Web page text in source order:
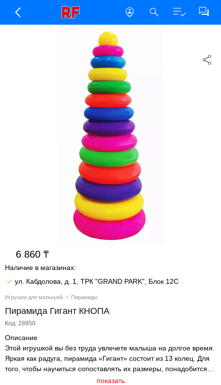
Игрушки для малышей Пирамиды
Пирамида Гигант КНОПА
Код: 28950
6 860
Наличие в магазинах:
ул. Кабдолова, д. 1, ТРК "GRAND PARK", Блок 12C
Описание
Этой игрушкой вы без труда увлечете малыша на долгое время.
Яркая как радуга, пирамида «Гигант» состоит из 13 колец. Для
того, чтобы научиться сопоставлять их размеры, понадобится
не один час. Хотите развивать логическое мышление вашего
показать